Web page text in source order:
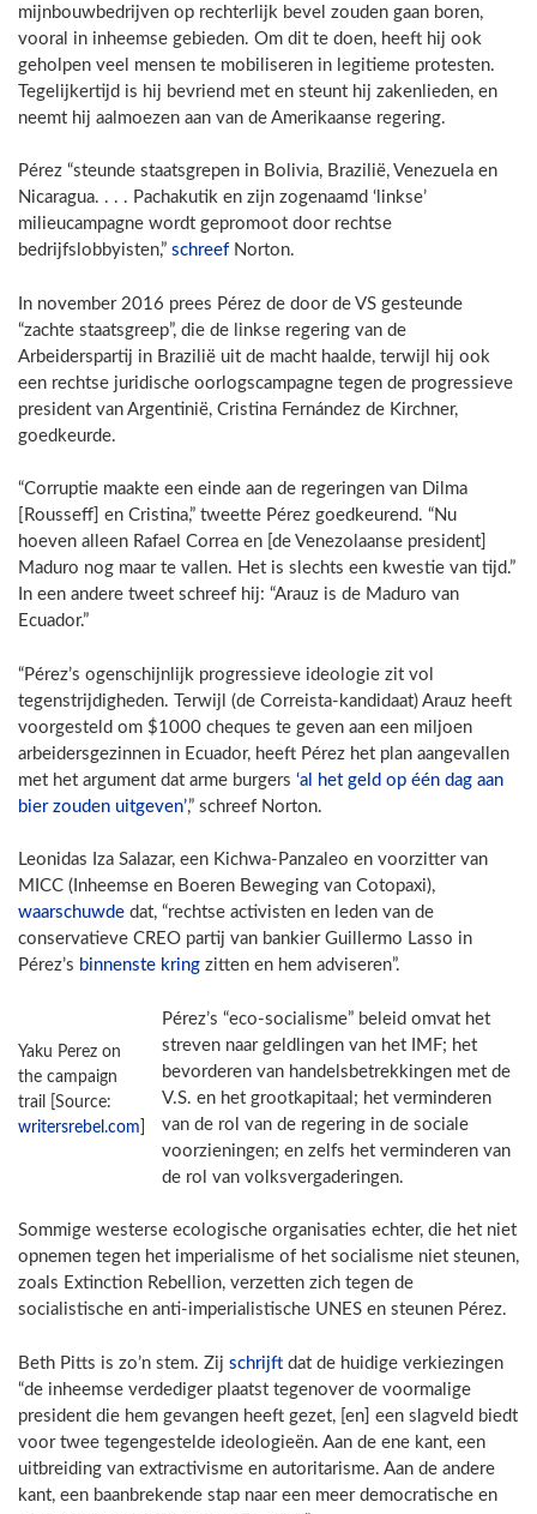
mijnbouwbedrijven op rechterlijk bevel zouden gaan boren,
vooral in inheemse gebieden. Om dit te doen, heeft hij ook
geholpen veel mensen te mobiliseren in legitieme protesten.
Tegelijkertijd is hij bevriend met en steunt hij zakenlieden, en
neemt hij aalmoezen aan van de Amerikaanse regering.
Pérez “steunde staatsgrepen in Bolivia, Brazilië, Venezuela en
Nicaragua. . . . Pachakutik en zijn zogenaamd ‘linkse’
milieucampagne wordt gepromoot door rechtse
bedrijfslobbyisten,” schreef Norton.
In november 2016 prees Pérez de door de VS gesteunde
“zachte staatsgreep”, die de linkse regering van de
Arbeiderspartij in Brazilië uit de macht haalde, terwijl hij ook
een rechtse juridische oorlogscampagne tegen de progressieve
president van Argentinië, Cristina Fernández de Kirchner,
goedkeurde.
“Corruptie maakte een einde aan de regeringen van Dilma
[Rousseff] en Cristina,” tweette Pérez goedkeurend. “Nu
hoeven alleen Rafael Correa en [de Venezolaanse president]
Maduro nog maar te vallen. Het is slechts een kwestie van tijd.”
In een andere tweet schreef hij: “Arauz is de Maduro van
Ecuador.”
“Pérez’s ogenschijnlijk progressieve ideologie zit vol
tegenstrijdigheden. Terwijl (de Correista-kandidaat) Arauz heeft
voorgesteld om $1000 cheques te geven aan een miljoen
arbeidersgezinnen in Ecuador, heeft Pérez het plan aangevallen
met het argument dat arme burgers ‘al het geld op één dag aan
bier zouden uitgeven’,” schreef Norton.
Leonidas Iza Salazar, een Kichwa-Panzaleo en voorzitter van
MICC (Inheemse en Boeren Beweging van Cotopaxi),
waarschuwde dat, “rechtse activisten en leden van de
conservatieve CREO partij van bankier Guillermo Lasso in
Pérez’s binnenste kring zitten en hem adviseren”.
Yaku Perez on
the campaign
trail [Source:
writersrebel.com
Pérez’s “eco-socialisme” beleid omvat het
streven naar geldlingen van het IMF; het
bevorderen van handelsbetrekkingen met de
V.S. en het grootkapitaal; het verminderen
van de rol van de regering in de sociale
voorzieningen; en zelfs het verminderen van
de rol van volksvergaderingen.
Sommige westerse ecologische organisaties echter, die het niet
opnemen tegen het imperialisme of het socialisme niet steunen,
zoals Extinction Rebellion, verzetten zich tegen de
socialistische en anti-imperialistische UNES en steunen Pérez.
Beth Pitts is zo’n stem. Zij schrijft dat de huidige verkiezingen
“de inheemse verdediger plaatst tegenover de voormalige
president die hem gevangen heeft gezet, [en] een slagveld biedt
voor twee tegengestelde ideologieën. Aan de ene kant, een
uitbreiding van extractivisme en autoritarisme. Aan de andere
kant, een baanbrekende stap naar een meer democratische en